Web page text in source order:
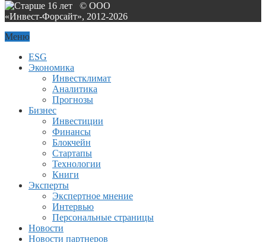
© ООО
«Инвест-Форсайт», 2012-2026
Меню
ESG
Экономика
Инвестклимат
Аналитика
Прогнозы
Бизнес
Инвестиции
Финансы
Блокчейн
Стартапы
Технологии
Книги
Эксперты
Экспертное мнение
Интервью
Персональные страницы
Новости
Новости партнеров